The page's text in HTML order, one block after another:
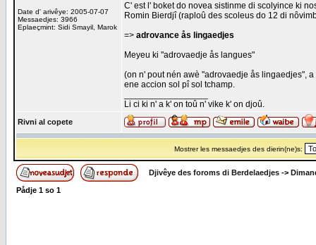
Date d' arivêye: 2005-07-07
Messaedjes: 3966
Eplaeçmint: Sidi Smayil, Marok
C' est l' boket do novea sistinme di scolyince ki
Romin Bierdjî (raploû des scoleus do 12 di
=> adrovance ås lingaedjes
Meyeu ki "adrovaedje ås langues"
(on n' pout nén awè "adrovaedje ås lingaedjes",
ene accion sol pî sol tchamp.
Li ci ki n' a k' on toû n' vike k' on djoû.
Rivni al copete
Mostrer les messaedjes des dierin(ne)s:
Djivêye des foroms di Berdelaedjes ->
Pådje 1 so 1